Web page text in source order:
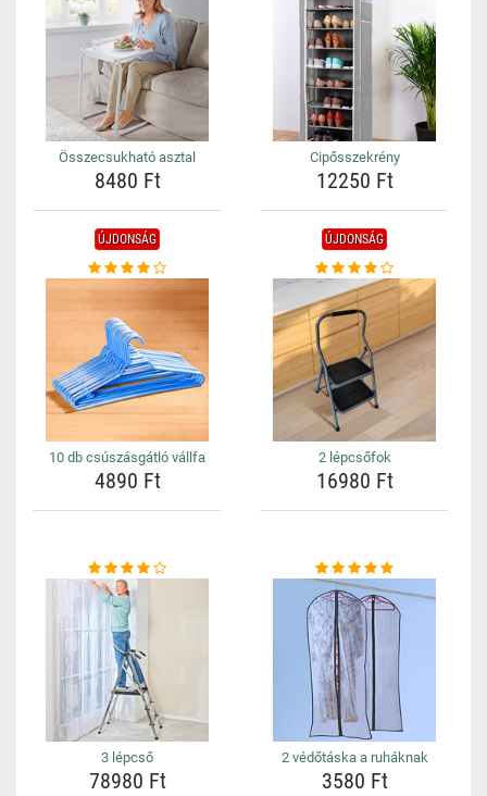
Összecsukható asztal
8480 Ft
Cipősszekrény
12250 Ft
ÚJDONSÁG
10 db csúszásgátló vállfa
4890 Ft
ÚJDONSÁG
2 lépcsőfok
16980 Ft
3 lépcső
78980 Ft
2 védőtáska a ruháknak
3580 Ft